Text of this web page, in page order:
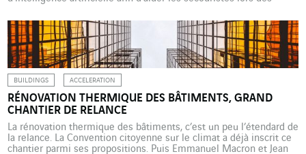
systèmes qui permettent d’analyser en temps réel des feux de
forêt ou des inondations et de simuler différents scénarios.
14/09/2020
BUILDINGS ACCELERATION
RÉNOVATION THERMIQUE DES BÂTIMENTS, GRAND
CHANTIER DE RELANCE
La rénovation thermique des bâtiments, c’est un peu l’étendard de
la relance. La Convention citoyenne sur le climat a déjà inscrit ce
chantier parmi ses propositions. Puis Emmanuel Macron et Jean